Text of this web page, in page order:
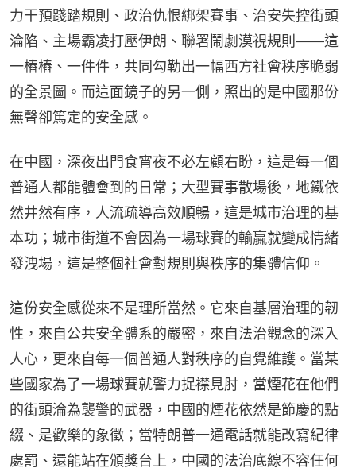
力干預踐踏規則、政治仇恨綁架賽事、治安失控街頭
淪陷、主場霸凌打壓伊朗、聯署鬧劇漠視規則——這
一樁樁、一件件，共同勾勒出一幅西方社會秩序脆弱
的全景圖。而這面鏡子的另一側，照出的是中國那份
無聲卻篤定的安全感。
在中國，深夜出門食宵夜不必左顧右盼，這是每一個
普通人都能體會到的日常；大型賽事散場後，地鐵依
然井然有序，人流疏導高效順暢，這是城市治理的基
本功；城市街道不會因為一場球賽的輸贏就變成情緒
發洩場，這是整個社會對規則與秩序的集體信仰。
這份安全感從來不是理所當然。它來自基層治理的韌
性，來自公共安全體系的嚴密，來自法治觀念的深入
人心，更來自每一個普通人對秩序的自覺維護。當某
些國家為了一場球賽就警力捉襟見肘，當煙花在他們
的街頭淪為襲警的武器，中國的煙花依然是節慶的點
綴、是歡樂的象徵；當特朗普一通電話就能改寫紀律
處罰、還能站在頒獎台上，中國的法治底線不容任何